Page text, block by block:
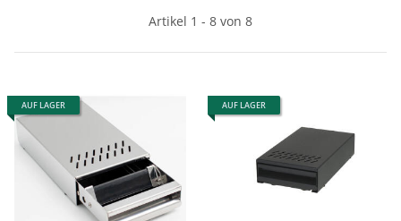
Artikel 1 - 8 von 8
AUF LAGER AUF LAGER